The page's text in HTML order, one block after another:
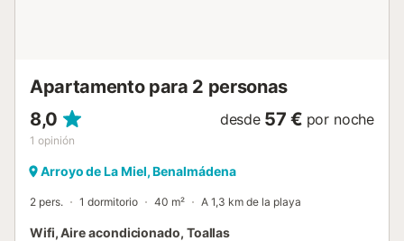
Apartamento para 2 personas
8,0
1 opinión
desde 57 € por noche
Arroyo de La Miel, Benalmádena
2 pers. 1 dormitorio 40 m² A 1,3 km de la playa
Wifi, Aire acondicionado, Toallas